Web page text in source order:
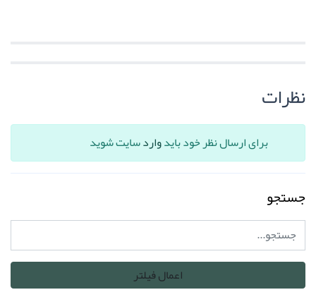
نظرات
برای ارسال نظر خود بایدواردسایت شوید
جستجو